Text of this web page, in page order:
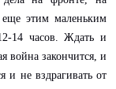
этим маленьким
14 часов. Ждать и
война закончится, и
и не вздрагивать от